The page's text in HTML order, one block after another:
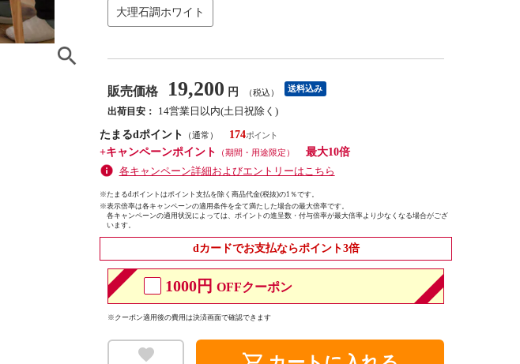
大理石調ホワイト
販売価格 19,200 円 （税込） 送料込み
出荷目安：
14営業日以内(土日祝除く)
たまるdポイント
（通常）
174
+キャンペーンポイント
（期間・用途限定）
最大10倍
各キャンペーン詳細およびエントリーはこちら
※たまるdポイントはポイント支払を除く商品代金(税抜)の1％です。
※表示倍率は各キャンペーンの適用条件を全て満たした場合の最大倍率です。
各キャンペーンの適用状況によっては、ポイントの進呈数・付与倍率が最大倍率より少なくなる場合がござ
います。
dカードでお支払ならポイント3倍
1000円 OFFクーポン
※クーポン適用後の費用は決済画面で確認できます